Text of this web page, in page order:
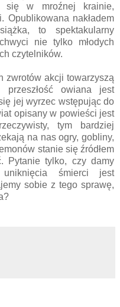
się w mroźnej krainie,
Opublikowana nakładem
to spektakularny
nie tylko młodych
czytelników.
zwrotów akcji towarzyszą
przeszłość owiana jest
jej wyrzec wstępując do
opisany w powieści jest
tym bardziej
na nas ogry, gobliny,
stanie się źródłem
Pytanie tylko, czy damy
śmierci jest
sobie z tego sprawę,